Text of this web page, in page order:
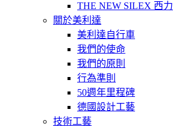
THE NEW SILEX 西力
關於美利達
美利達自行車
我們的使命
我們的原則
行為準則
50週年里程碑
德國設計工藝
技術工藝